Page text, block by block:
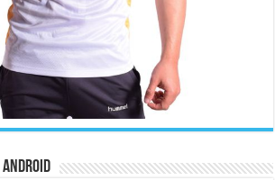
Android